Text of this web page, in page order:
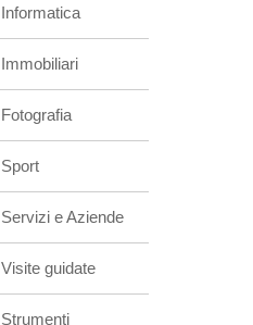
Informatica
Immobiliari
Fotografia
Sport
Servizi e Aziende
Visite guidate
Strumenti